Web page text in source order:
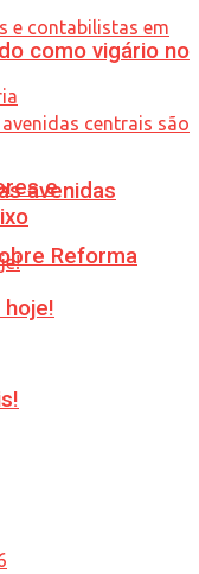
e
Reforma
como vigário no
avenidas